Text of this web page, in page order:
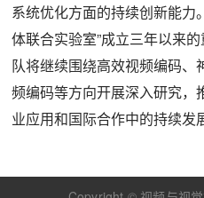
系统优化方面的持续创新能力
体联合实验室”成立三年以来
队将继续围绕高效视频编码
频编码等方向开展深入研究，
业应用和国际合作中的持续发